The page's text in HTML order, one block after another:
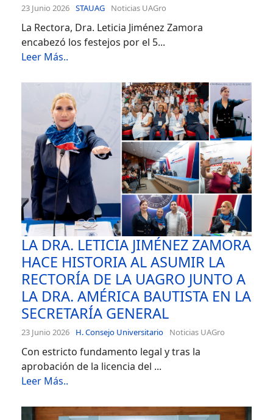
23 Junio 2026 STAUAG Noticias UAGro
La Rectora, Dra. Leticia Jiménez Zamora
encabezó los festejos por el 5...
Leer Más..
LA DRA. LETICIA JIMÉNEZ ZAMORA
HACE HISTORIA AL ASUMIR LA
RECTORÍA DE LA UAGRO JUNTO A
LA DRA. AMÉRICA BAUTISTA EN LA
SECRETARÍA GENERAL
23 Junio 2026 H. Consejo Universitario Noticias UAGro
Con estricto fundamento legal y tras la
aprobación de la licencia del ...
Leer Más..